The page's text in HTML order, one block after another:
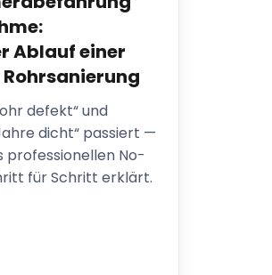
Ablauf einer
defekt“ und
dicht“ passiert —
professionellen No-
für Schritt erklärt.